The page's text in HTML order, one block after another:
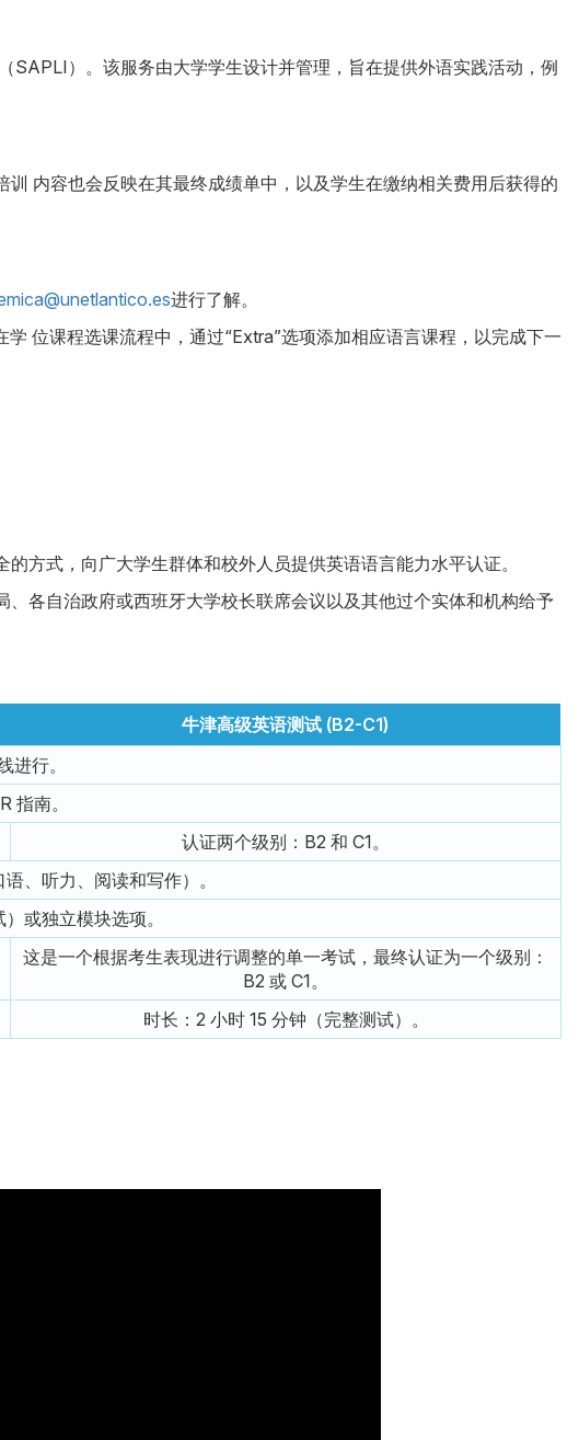
SAPLI）。该服务由大学学生设计并管理，旨在提供外语实践活动，例
内容也会反映在其最终成绩单中，以及学生在缴纳相关费用后获得的
进行了解。
位课程选课流程中，通过“Extra”选项添加相应语言课程，以完成下一
方式，向广大学生群体和校外人员提供英语语言能力水平认证。
各自治政府或西班牙大学校长联席会议以及其他过个实体和机构给予
牛津高级英语测试 (B2-C1)
进行。
指南。
认证两个级别：B2 和 C1。
、听力、阅读和写作）。
或独立模块选项。
这是一个根据考生表现进行调整的单一考试，最终认证为一个级别：
B2 或 C1。
时长：2 小时 15 分钟（完整测试）。